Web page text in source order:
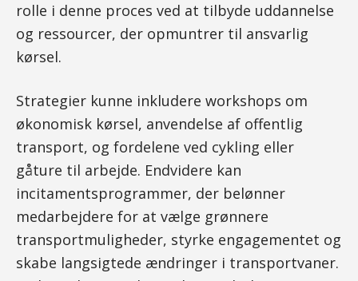
rolle i denne proces ved at tilbyde uddannelse
og ressourcer, der opmuntrer til ansvarlig
kørsel.
Strategier kunne inkludere workshops om
økonomisk kørsel, anvendelse af offentlig
transport, og fordelene ved cykling eller
gåture til arbejde. Endvidere kan
incitamentsprogrammer, der belønner
medarbejdere for at vælge grønnere
transportmuligheder, styrke engagementet og
skabe langsigtede ændringer i transportvaner.